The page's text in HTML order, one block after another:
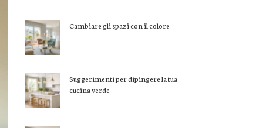
Cambiare gli spazi con il colore
Suggerimenti per dipingere la tua
cucina verde